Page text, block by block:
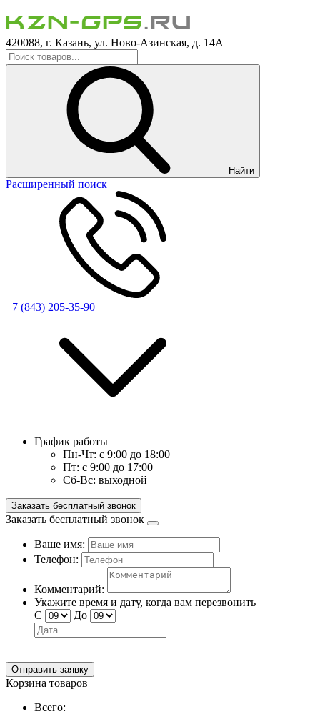
420088, г. Казань, ул. Ново-Азинская, д. 14А
Найти
Расширенный поиск
+7 (843) 205-35-90
График работы
Пн-Чт: с 9:00 до 18:00
Пт: с 9:00 до 17:00
Сб-Вс: выходной
Заказать бесплатный звонок
Заказать бесплатный звонок
Ваше имя:
Телефон:
Комментарий:
Укажите время и дату, когда вам перезвонить
С
До
Отправить заявку
Корзина товаров
Всего: